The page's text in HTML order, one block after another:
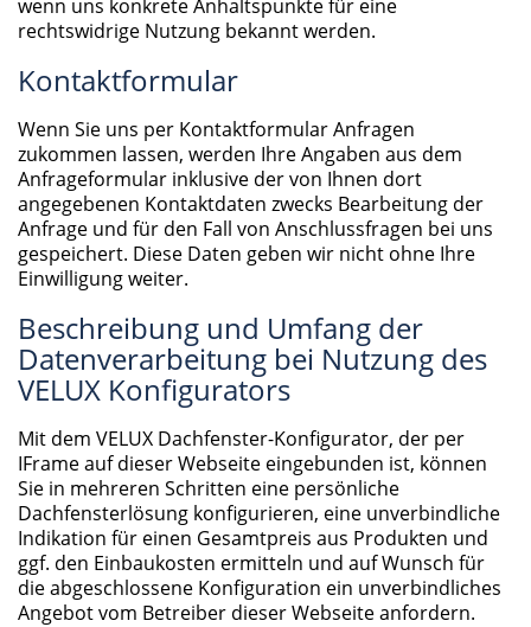
wenn uns konkrete Anhaltspunkte für eine
rechtswidrige Nutzung bekannt werden.
Kontaktformular
Wenn Sie uns per Kontaktformular Anfragen
zukommen lassen, werden Ihre Angaben aus dem
Anfrageformular inklusive der von Ihnen dort
angegebenen Kontaktdaten zwecks Bearbeitung der
Anfrage und für den Fall von Anschlussfragen bei uns
gespeichert. Diese Daten geben wir nicht ohne Ihre
Einwilligung weiter.
Beschreibung und Umfang der
Datenverarbeitung bei Nutzung des
VELUX Konfigurators
Mit dem VELUX Dachfenster-Konfigurator, der per
IFrame auf dieser Webseite eingebunden ist, können
Sie in mehreren Schritten eine persönliche
Dachfensterlösung konfigurieren, eine unverbindliche
Indikation für einen Gesamtpreis aus Produkten und
ggf. den Einbaukosten ermitteln und auf Wunsch für
die abgeschlossene Konfiguration ein unverbindliches
Angebot vom Betreiber dieser Webseite anfordern.